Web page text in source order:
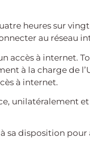
heures sur
au réseau
à internet.
à la charge de
à internet.
disposition pour